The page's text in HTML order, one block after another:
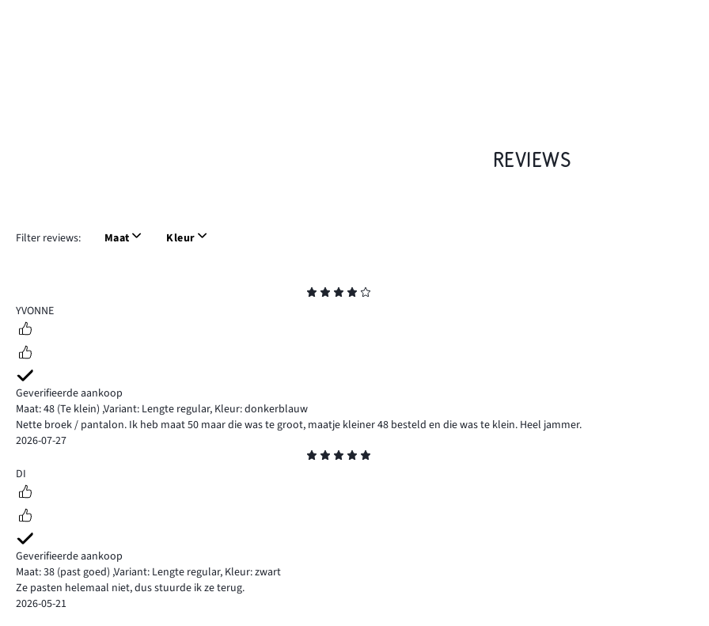
REVIEWS
Filter reviews: Maat Kleur
4
YVONNE
Geverifieerde aankoop
Maat: 48 (Te klein) ,Variant: Lengte regular, Kleur: donkerblauw
Nette broek / pantalon. Ik heb maat 50 maar die was te groot, maatje kleiner 48 besteld en die was te klein. Heel jammer.
2026-07-27
5
DI
Geverifieerde aankoop
Maat: 38 (past goed) ,Variant: Lengte regular, Kleur: zwart
Ze pasten helemaal niet, dus stuurde ik ze terug.
2026-05-21